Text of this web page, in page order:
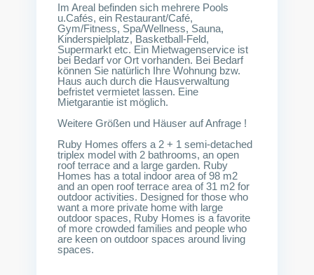
Im Areal befinden sich mehrere Pools
u.Cafés, ein Restaurant/Café,
Gym/Fitness, Spa/Wellness, Sauna,
Kinderspielplatz, Basketball-Feld,
Supermarkt etc. Ein Mietwagenservice ist
bei Bedarf vor Ort vorhanden. Bei Bedarf
können Sie natürlich Ihre Wohnung bzw.
Haus auch durch die Hausverwaltung
befristet vermietet lassen. Eine
Mietgarantie ist möglich.
Weitere Größen und Häuser auf Anfrage !
Ruby Homes offers a 2 + 1 semi-detached
triplex model with 2 bathrooms, an open
roof terrace and a large garden. Ruby
Homes has a total indoor area of ​​98 m2
and an open roof terrace area of ​​31 m2 for
outdoor activities. Designed for those who
want a more private home with large
outdoor spaces, Ruby Homes is a favorite
of more crowded families and people who
are keen on outdoor spaces around living
spaces.